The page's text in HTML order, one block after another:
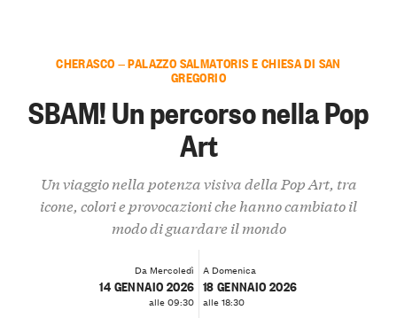
CHERASCO — PALAZZO SALMATORIS E CHIESA DI SAN
GREGORIO
SBAM! Un percorso nella Pop
Art
Un viaggio nella potenza visiva della Pop Art, tra
icone, colori e provocazioni che hanno cambiato il
modo di guardare il mondo
Da Mercoledì
14 GENNAIO 2026
alle 09:30
A Domenica
18 GENNAIO 2026
alle 18:30